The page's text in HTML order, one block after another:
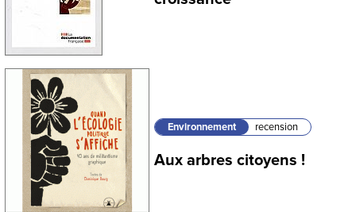
Environnement recension
Aux arbres citoyens !